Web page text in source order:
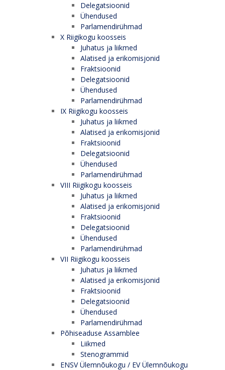
Delegatsioonid
Ühendused
Parlamendirühmad
X Riigikogu koosseis
Juhatus ja liikmed
Alatised ja erikomisjonid
Fraktsioonid
Delegatsioonid
Ühendused
Parlamendirühmad
IX Riigikogu koosseis
Juhatus ja liikmed
Alatised ja erikomisjonid
Fraktsioonid
Delegatsioonid
Ühendused
Parlamendirühmad
VIII Riigikogu koosseis
Juhatus ja liikmed
Alatised ja erikomisjonid
Fraktsioonid
Delegatsioonid
Ühendused
Parlamendirühmad
VII Riigikogu koosseis
Juhatus ja liikmed
Alatised ja erikomisjonid
Fraktsioonid
Delegatsioonid
Ühendused
Parlamendirühmad
Põhiseaduse Assamblee
Liikmed
Stenogrammid
ENSV Ülemnõukogu / EV Ülemnõukogu